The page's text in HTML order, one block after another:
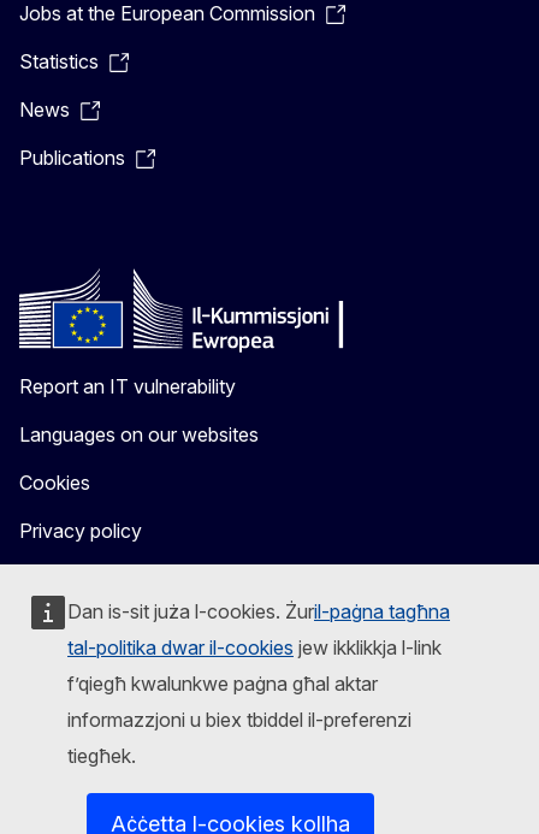
Dan is-sit juża l-cookies. Żuril-paġna tagħna
tal-politika dwar il-cookies jew ikklikkja l-link
f’qiegħ kwalunkwe paġna għal aktar
informazzjoni u biex tbiddel il-preferenzi
tiegħek.
Aċċetta l-cookies kollha
Jobs at the European Commission
Statistics
News
Publications
Report an IT vulnerability
Languages on our websites
Cookies
Privacy policy